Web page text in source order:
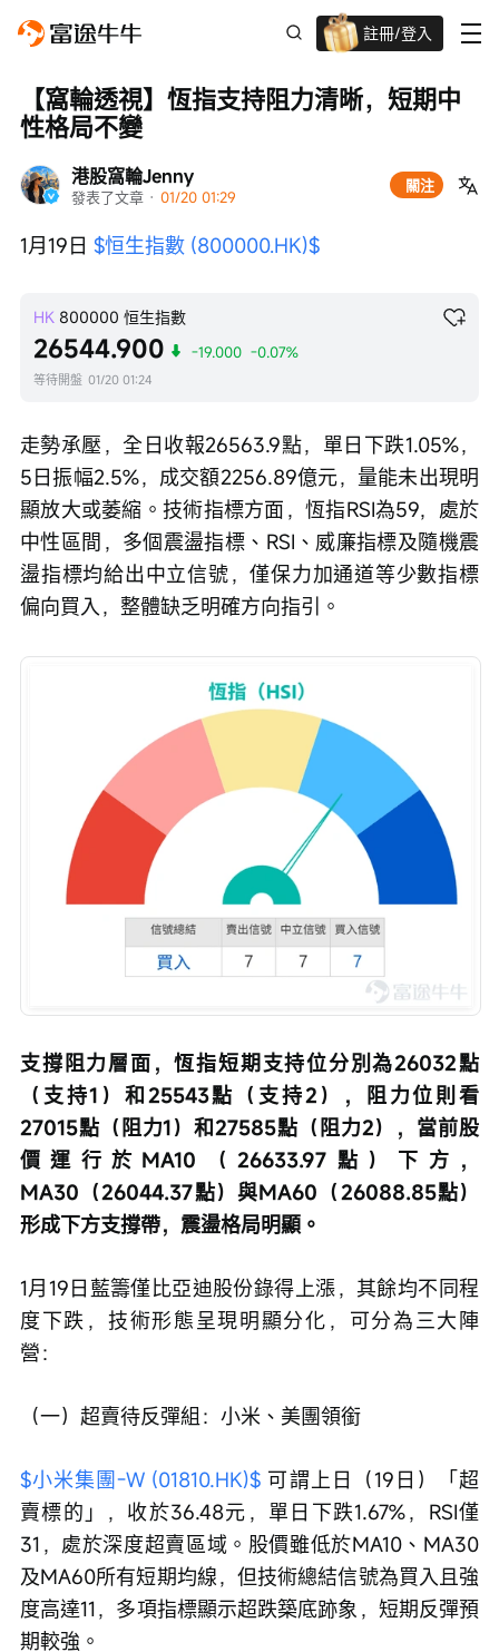
註冊/登入
港股窩輪Jenny
發表了文章 · 01/20 01:29
關注
【窩輪透視】恆指支持阻力清晰，短期中
性格局不變
1月19日 $恒生指數 (800000.HK)$
HK 800000 恒生指數
26544.900 -19.000 -0.07%
等待開盤 01/20 01:24
走勢承壓，全日收報26563.9點，單日下跌1.05%，
5日振幅2.5%，成交額2256.89億元，量能未出現明
顯放大或萎縮。技術指標方面，恆指RSI為59，處於
中性區間，多個震盪指標、RSI、威廉指標及隨機震
盪指標均給出中立信號，僅保力加通道等少數指標
偏向買入，整體缺乏明確方向指引。
支撐阻力層面，恆指短期支持位分別為26032點
（支持1）和25543點（支持2），阻力位則看
27015點（阻力1）和27585點（阻力2），當前股
價運行於MA10（26633.97點）下方，
MA30（26044.37點）與MA60（26088.85點）
形成下方支撐帶，震盪格局明顯。
1月19日藍籌僅比亞迪股份錄得上漲，其餘均不同程
度下跌，技術形態呈現明顯分化，可分為三大陣
營：
（一）超賣待反彈組：小米、美團領銜
$小米集團-W (01810.HK)$ 可謂上日（19日）「超
賣標的」，收於36.48元，單日下跌1.67%，RSI僅
31，處於深度超賣區域。股價雖低於MA10、MA30
及MA60所有短期均線，但技術總結信號為買入且強
度高達11，多項指標顯示超跌築底跡象，短期反彈預
期較強。